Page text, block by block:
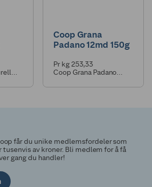
Coop Grana
Padano 12md 150g
Pr kg 253,33
Coop Grana Padano
får du unike medlemsfordeler som
tusenvis av kroner. Bli medlem for å få
gang du handler!